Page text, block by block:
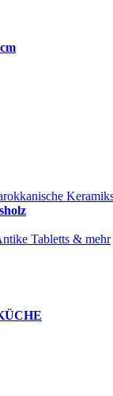
Tabletts & mehr